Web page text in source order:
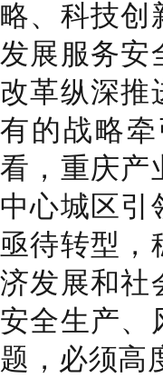
略、科技创
发展服务安
改革纵深推
有的战略
看，重庆产
中心城区引
亟待转型
济发展和社
安全生产、
题，必须高